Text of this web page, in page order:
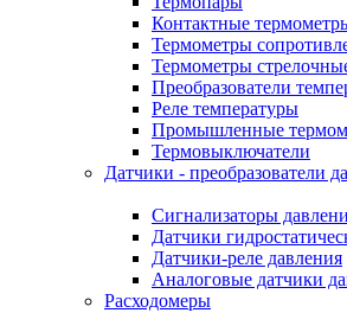
Контактные
Термометры
Термометры
Преобразователи
Реле температуры
Промышленные
Термовыключатели
Датчики - преобразователи
Сигнализаторы
Датчики
Датчики-реле давления
Аналоговые датчики
Расходомеры